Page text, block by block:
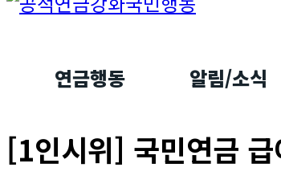
연금행동 알림/소식
[1인시위] 국민연금